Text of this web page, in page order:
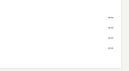
--
--
--
--